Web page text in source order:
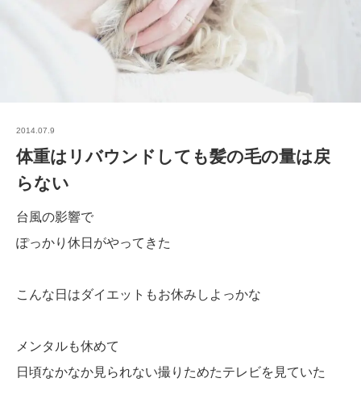
2014.07.9
体重はリバウンドしても髪の毛の量は戻
らない
台風の影響で
ぽっかり休日がやってきた
こんな日はダイエットもお休みしよっかな
メンタルも休めて
日頃なかなか見られない撮りためたテレビを見ていた